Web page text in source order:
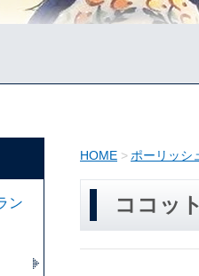
HOME ポーリッ
ココッ
ン